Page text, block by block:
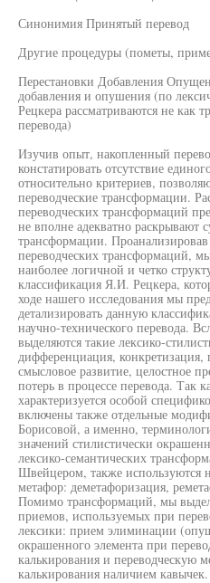
Синонимия Принятый перевод
Другие процедуры (пометы,
Перестановки Добавления
добавления и опушения (по
Рецкера рассматриваются не как
перевода)
Изучив опыт, накопленный
констатировать отсутствие
относительно критериев,
переводческие трансформации.
переводческих трансформаций
не вполне адекватно раскрывают
трансформации.
переводческих трансформаций,
наиболее логичной и четко
классификация Я.И. Рецкера,
ходе нашего исследования мы
детализировать данную
научно-технического перевода.
выделяются такие лексико-
дифференциация, конкретизация,
смысловое развитие, целостное
потерь в процессе перевода. Так
характеризуется особой
включены также отдельные
Борисовой, а именно,
значений стилистически
лексико-семантических
Швейцером, также используются
метафор: деметафоризация,
Помимо трансформаций, мы
приемов, используемых при
лексики: прием элиминации
окрашенного элемента при
калькирования и переводческую
калькирования наличием кавычек.